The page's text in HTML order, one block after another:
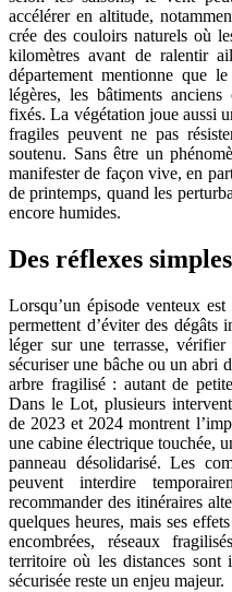
accélérer en altitude,
crée des couloirs naturels où
kilomètres avant de ralentir
département mentionne que
légères, les bâtiments
fixés. La végétation joue aussi
fragiles peuvent ne pas
soutenu. Sans être un
manifester de façon vive, en
de printemps, quand les
encore humides.
Des réflexes
Lorsqu’un épisode venteux
permettent d’éviter des
léger sur une terrasse,
sécuriser une bâche ou un abri
arbre fragilisé : autant de
Dans le Lot, plusieurs
de 2023 et 2024 montrent
une cabine électrique touchée,
panneau désolidarisé. Les
peuvent interdire
recommander des itinéraires
quelques heures, mais ses
encombrées, réseaux
territoire où les distances sont
sécurisée reste un enjeu majeur.